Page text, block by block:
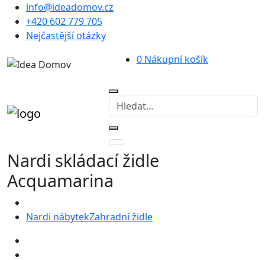
info@ideadomov.cz
+420 602 779 705
Nejčastější otázky
0Nákupní košík
Nardi skládací židle
Acquamarina
Nardi nábytekZahradní židle